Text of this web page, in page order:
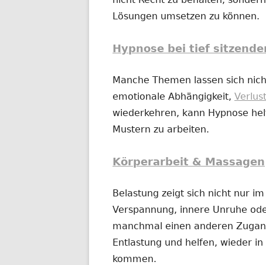
Lösungen umsetzen zu können.
Hypnose bei tief
Manche Themen lassen sich
emotionale Abhängigkeit,
wiederkehren, kann Hypnose
Mustern zu arbeiten.
Körperarbeit & Massagen
Belastung zeigt sich nicht nur
Verspannung, innere Unruhe
manchmal einen anderen
Entlastung und helfen, wieder
kommen.